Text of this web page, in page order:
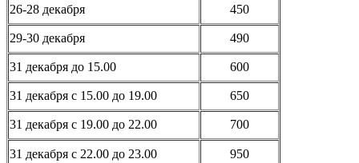
26-28 декабря 450
29-30 декабря 490
31 декабря до 15.00 600
31 декабря с 15.00 до 19.00 650
31 декабря с 19.00 до 22.00 700
31 декабря с 22.00 до 23.00 950